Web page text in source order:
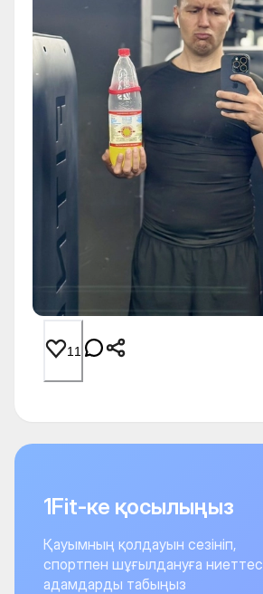
11
1Fit-ке қосылыңыз
Қауымның қолдауын сезініп,
спортпен шұғылдануға ниеттес
адамдарды табыңыз